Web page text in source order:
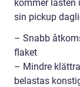
kommer lasten
sin pickup
– Snabb
flaket
– Mindre
belastas